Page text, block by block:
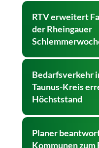
RTV erweitert
der Rheingauer
Bedarfsverkehr
Taunus-Kreis
Höchststand
Planer
Kommunen zum